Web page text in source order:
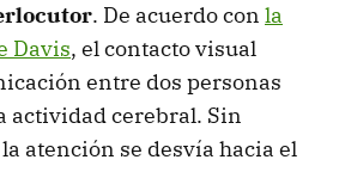
. De acuerdo con la
Davis, el contacto visual
entre dos personas
actividad cerebral. Sin
atención se desvía hacia el